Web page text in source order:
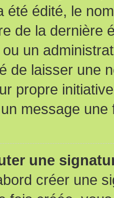
été édité, le
de la dernière
un
de laisser une
propre
message une
une
créer une